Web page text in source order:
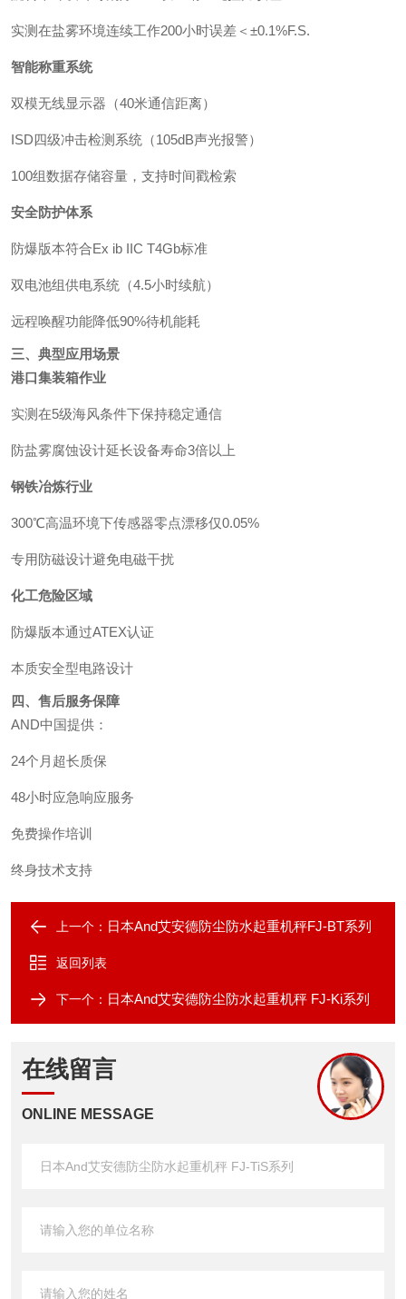
实测在盐雾环境连续工作200小时误差＜±0.1%F.S.
智能称重系统
双模无线显示器（40米通信距离）
ISD四级冲击检测系统（105dB声光报警）
100组数据存储容量，支持时间戳检索
安全防护体系
防爆版本符合Ex ib IIC T4Gb标准
双电池组供电系统（4.5小时续航）
远程唤醒功能降低90%待机能耗
三、典型应用场景
港口集装箱作业
实测在5级海风条件下保持稳定通信
防盐雾腐蚀设计延长设备寿命3倍以上
钢铁冶炼行业
300℃高温环境下传感器零点漂移仅0.05%
专用防磁设计避免电磁干扰
化工危险区域
防爆版本通过ATEX认证
本质安全型电路设计
四、售后服务保障
AND中国提供：
24个月超长质保
48小时应急响应服务
免费操作培训
终身技术支持
上一个： 日本And艾安德防尘防水起重机秤FJ-BT系列
返回列表
下一个： 日本And艾安德防尘防水起重机秤 FJ-Ki系列
在线留言
ONLINE MESSAGE